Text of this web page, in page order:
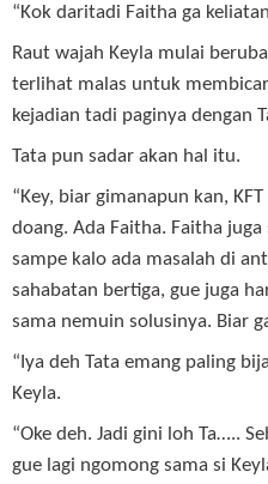
“Kok daritadi Faitha ga
Raut wajah Keyla mulai
terlihat malas untuk
kejadian tadi paginya dengan
Tata pun sadar akan hal itu.
“Key, biar gimanapun kan,
doang. Ada Faitha. Faitha
sampe kalo ada masalah di
sahabatan bertiga, gue juga
sama nemuin solusinya. Biar
“Iya deh Tata emang paling
Keyla.
“Oke deh. Jadi gini loh Ta…..
gue lagi ngomong sama si